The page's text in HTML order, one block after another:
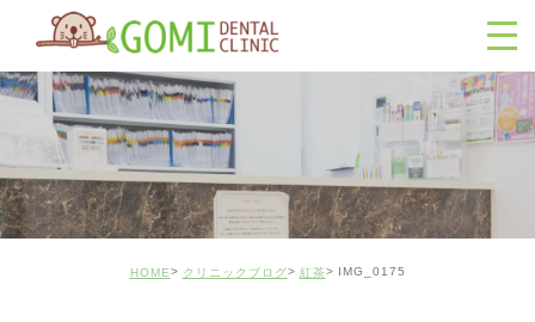
HOME クリニックブログ 紅茶 IMG_0175